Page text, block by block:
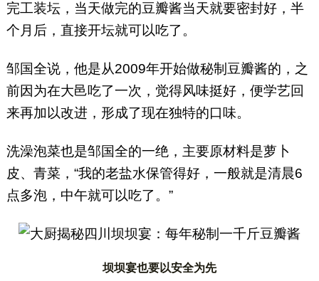
完工装坛，当天做完的豆瓣酱当天就要密封好，半
个月后，直接开坛就可以吃了。
邹国全说，他是从2009年开始做秘制豆瓣酱的，之
前因为在大邑吃了一次，觉得风味挺好，便学艺回
来再加以改进，形成了现在独特的口味。
洗澡泡菜也是邹国全的一绝，主要原材料是萝卜
皮、青菜，“我的老盐水保管得好，一般就是清晨6
点多泡，中午就可以吃了。”
坝坝宴也要以安全为先